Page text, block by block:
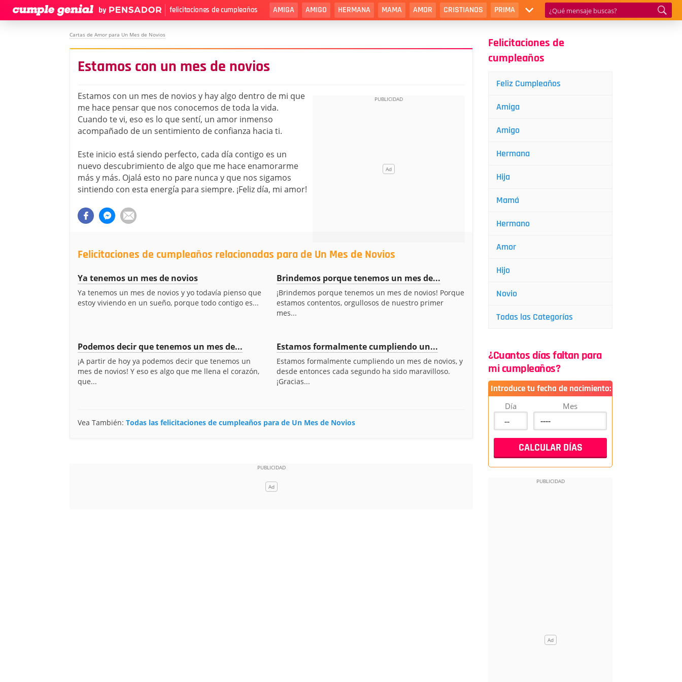
felicitaciones de cumpleaños AMIGA AMIGO HERMANA MAMA AMOR CRISTIANOS PRIMA
Cartas de Amor para Un Mes de Novios
Estamos con un mes de novios
Estamos con un mes de novios y hay algo dentro de mi que
me hace pensar que nos conocemos de toda la vida.
Cuando te vi, eso es lo que sentí, un amor inmenso
acompañado de un sentimiento de confianza hacia ti.
Este inicio está siendo perfecto, cada día contigo es un
nuevo descubrimiento de algo que me hace enamorarme
más y más. Ojalá esto no pare nunca y que nos sigamos
sintiendo con esta energía para siempre. ¡Feliz día, mi amor!
Felicitaciones de cumpleaños relacionadas para de Un Mes de Novios
Ya tenemos un mes de novios
Ya tenemos un mes de novios y yo todavía pienso que
estoy viviendo en un sueño, porque todo contigo es...
Brindemos porque tenemos un mes de...
¡Brindemos porque tenemos un mes de novios! Porque
estamos contentos, orgullosos de nuestro primer
mes...
Podemos decir que tenemos un mes de...
¡A partir de hoy ya podemos decir que tenemos un
mes de novios! Y eso es algo que me llena el corazón,
que...
Estamos formalmente cumpliendo un...
Estamos formalmente cumpliendo un mes de novios, y
desde entonces cada segundo ha sido maravilloso.
¡Gracias...
Vea También: Todas las felicitaciones de cumpleaños para de Un Mes de Novios
Felicitaciones de
cumpleaños
Feliz Cumpleaños
Amiga
Amigo
Hermana
Hija
Mamá
Hermano
Amor
Hijo
Novio
Todas las Categorías
¿Cuantos días faltan para
mi cumpleaños?
Introduce tu fecha de nacimiento:
Día Mes